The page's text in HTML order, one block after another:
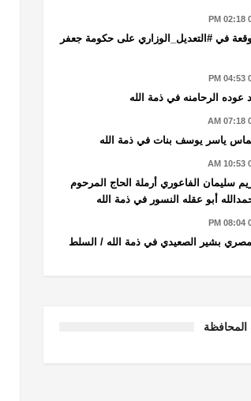
في #التعديل_الوزاري على حكومة جعفر
عوده الرحامنه في ذمة الله
ياسر يوسف بنات في ذمة الله
سليمان الفاعوري أرملة الحاج المرحوم
أبو عقله النسور في ذمة الله
بشير الصعيدي في ذمة الله / السلط